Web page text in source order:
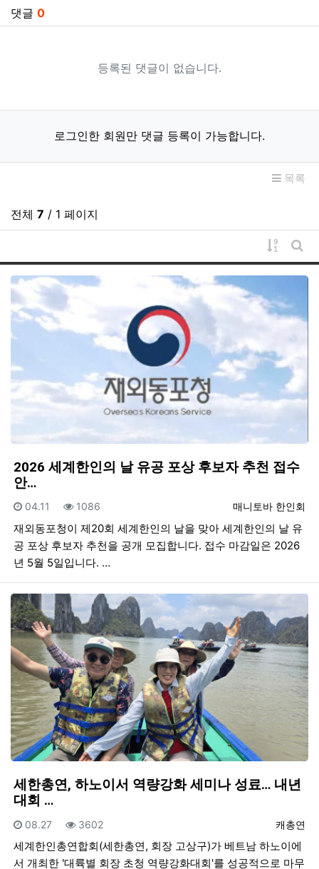
댓글 0
등록된 댓글이 없습니다.
로그인한 회원만 댓글 등록이 가능합니다.
목록
전체 7 / 1 페이지
게시물
게
2026 세계한인의 날 유공 포상 후보자 추천 접수
안…
등록자
매니토바 한인회
등록일
04.11 조회
1086
재외동포청이 제20회 세계한인의 날을 맞아 세계한인의 날 유
공 포상 후보자 추천을 공개 모집합니다. 접수 마감일은 2026
년 5월 5일입니다. …
세한총연, 하노이서 역량강화 세미나 성료… 내년
대회 …
등록자
캐총연
등록일
08.27 조회
3602
세계한인총연합회(세한총연, 회장 고상구)가 베트남 하노이에
서 개최한 '대륙별 회장 초청 역량강화대회'를 성공적으로 마무